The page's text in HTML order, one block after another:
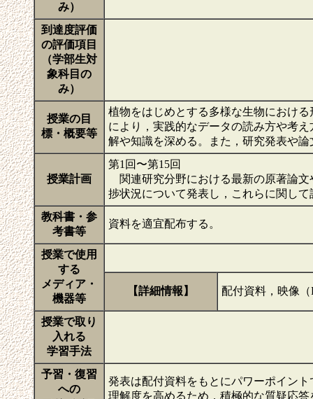
み）
到達度評価
の評価項目
（学部生対
象科目の
み）
授業の目
標・概要等
植物をはじめとする多様な生物におけ
により，実践的なデータの読み方や考
解や知識を深める。また，研究発表や
授業計画
第1回〜第15回
関連研究分野における最新の原著論文
捗状況について発表し，これらに関し
教科書・参
考書等
資料を適宜配布する。
授業で使用
する
メディア・
機器等
【詳細情報】 配付資料，映像
授業で取り
入れる
学習手法
予習・復習
への
発表は配付資料をもとにパワーポイン
理解度を高めるため，積極的な質疑応